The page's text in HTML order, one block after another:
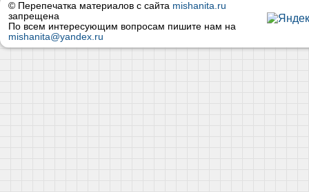
© Перепечатка материалов с сайта mishanita.ru
запрещена
По всем интересующим вопросам пишите нам на
mishanita@yandex.ru